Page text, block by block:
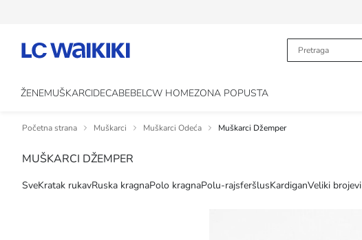
ŽENEMUŠKARCIDECABEBELCW HOMEZONA POPUSTA
Početna strana Muškarci Muškarci Odeća Muškarci Džemper
MUŠKARCI DŽEMPER
SveKratak rukavRuska kragnaPolo kragnaPolu-rajsferšlusKardiganVeliki brojevi